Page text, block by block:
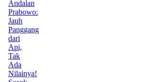
Andalan
Prabowo:
Jauh
Panggang
dari
Api,
Tak
Ada
Nilainya!